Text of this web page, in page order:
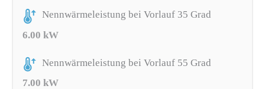
Nennwärmeleistung bei Vorlauf 35 Grad
6.00 kW
Nennwärmeleistung bei Vorlauf 55 Grad
7.00 kW